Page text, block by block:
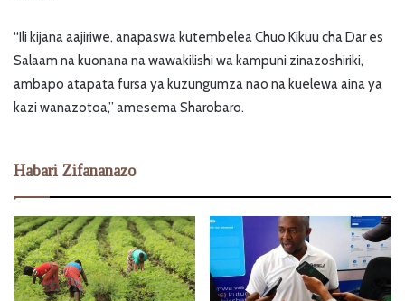
“Ili kijana aajiriwe, anapaswa kutembelea Chuo Kikuu cha Dar es
Salaam na kuonana na wawakilishi wa kampuni zinazoshiriki,
ambapo atapata fursa ya kuzungumza nao na kuelewa aina ya
kazi wanazotoa,” amesema Sharobaro.
Habari Zifananazo